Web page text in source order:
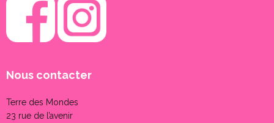
Nous contacter
Terre des Mondes
23 rue de l’avenir